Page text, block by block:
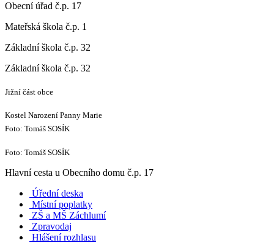
Obecní úřad č.p. 17
Mateřská škola č.p. 1
Základní škola č.p. 32
Základní škola č.p. 32
Jižní část obce
Kostel Narození Panny Marie
Foto: Tomáš SOSÍK
Foto: Tomáš SOSÍK
Hlavní cesta u Obecního domu č.p. 17
Úřední deska
Místní poplatky
ZŠ a MŠ Záchlumí
Zpravodaj
Hlášení rozhlasu